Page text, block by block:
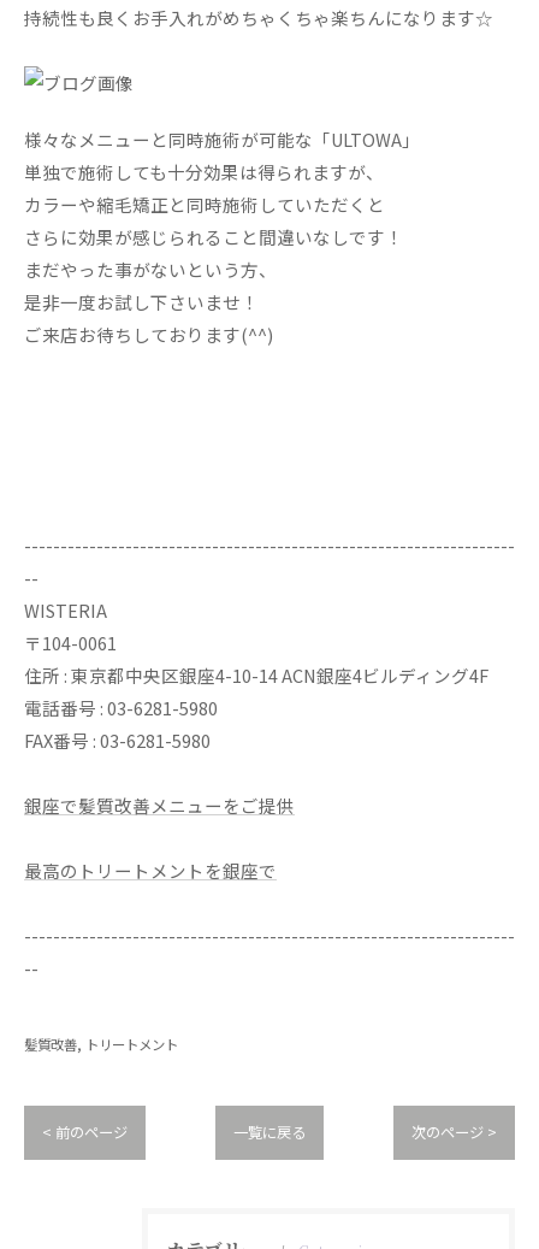
持続性も良くお手入れがめちゃくちゃ楽ちんになります☆
様々なメニューと同時施術が可能な「ULTOWA」
単独で施術しても十分効果は得られますが、
カラーや縮毛矯正と同時施術していただくと
さらに効果が感じられること間違いなしです！
まだやった事がないという方、
是非一度お試し下さいませ！
ご来店お待ちしております(^^)
--------------------------------------------------------------------
--
WISTERIA
〒104-0061
住所 : 東京都中央区銀座4-10-14 ACN銀座4ビルディング4F
電話番号 : 03-6281-5980
FAX番号 : 03-6281-5980
銀座で髪質改善メニューをご提供
最高のトリートメントを銀座で
--------------------------------------------------------------------
--
髪質改善 トリートメント
< 前のページ 一覧に戻る 次のページ >